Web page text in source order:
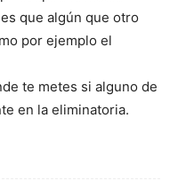
que algún que otro
por ejemplo el
te metes si alguno de
en la eliminatoria.